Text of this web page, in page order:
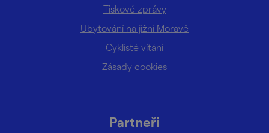
Tiskové zprávy
Ubytování na jižní Moravě
Cyklisté vítáni
Zásady cookies
Partneři